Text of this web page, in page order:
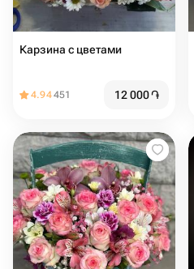
Карзина с цветами
4.94451 12 000֏